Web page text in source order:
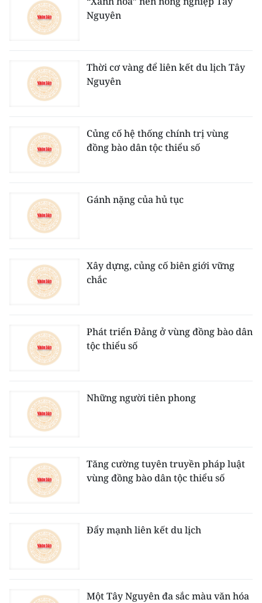
Nguyên
Thời cơ vàng để liên kết du lịch Tây
Nguyên
Củng cố hệ thống chính trị vùng
đồng bào dân tộc thiểu số
Gánh nặng của hủ tục
Xây dựng, củng cố biên giới vững
chắc
Phát triển Đảng ở vùng đồng bào dân
tộc thiểu số
Những người tiên phong
Tăng cường tuyên truyền pháp luật
vùng đồng bào dân tộc thiểu số
Đẩy mạnh liên kết du lịch
Một Tây Nguyên đa sắc màu văn hóa